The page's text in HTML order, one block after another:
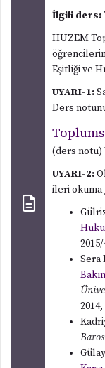
İlgili ders:
HUZEM
Eşitliği ve
UYARI-1:
Ders
(ders notu)
UYARI-2:
ileri okuma
Sera